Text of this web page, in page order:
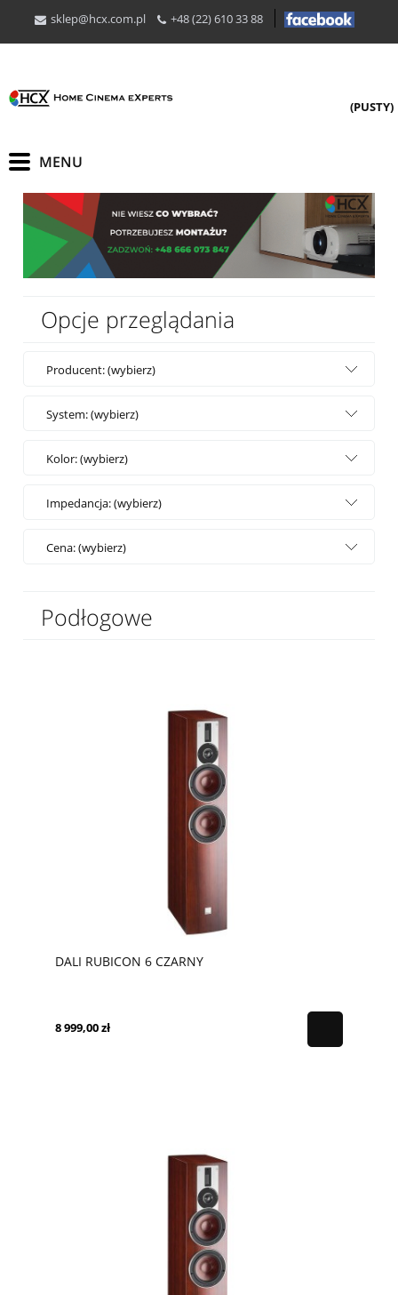
sklep@hcx.com.pl +48 (22) 610 33 88
(PUSTY)
Opcje przeglądania
Producent: (wybierz)
System: (wybierz)
Kolor: (wybierz)
Impedancja: (wybierz)
Cena: (wybierz)
Podłogowe
DALI RUBICON 6 CZARNY
8 999,00 zł